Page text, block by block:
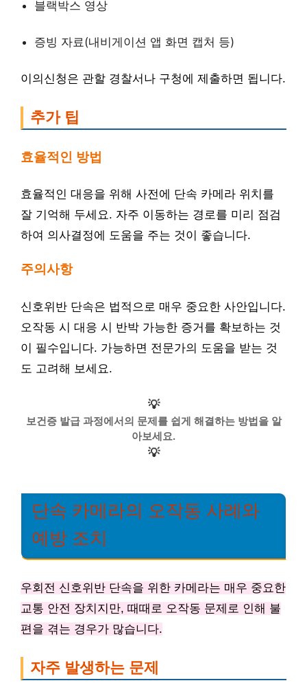
블랙박스 영상
증빙 자료(내비게이션 앱 화면 캡처 등)
이의신청은 관할 경찰서나 구청에 제출하면 됩니다.
추가 팁
효율적인 방법
효율적인 대응을 위해 사전에 단속 카메라 위치를
잘 기억해 두세요. 자주 이동하는 경로를 미리 점검
하여 의사결정에 도움을 주는 것이 좋습니다.
주의사항
신호위반 단속은 법적으로 매우 중요한 사안입니다.
오작동 시 대응 시 반박 가능한 증거를 확보하는 것
이 필수입니다. 가능하면 전문가의 도움을 받는 것
도 고려해 보세요.
💡
보건증 발급 과정에서의 문제를 쉽게 해결하는 방법을 알
아보세요.
💡
단속 카메라의 오작동 사례와
예방 조치
우회전 신호위반 단속을 위한 카메라는 매우 중요한
교통 안전 장치지만, 때때로 오작동 문제로 인해 불
편을 겪는 경우가 많습니다.
자주 발생하는 문제